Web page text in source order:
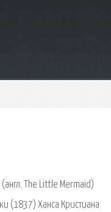
The Little Mermaid)
(1837) Ханса Кристиана